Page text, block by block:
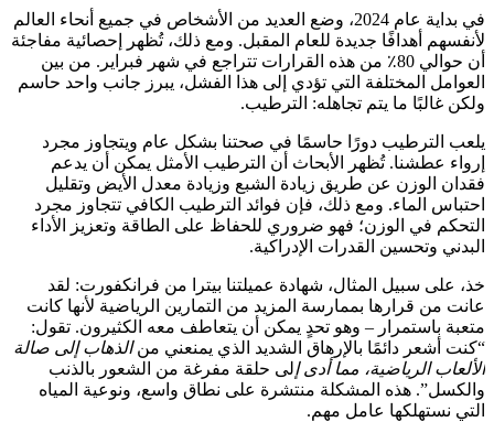
في بداية عام 2024، وضع العديد من الأشخاص في جميع أنحاء العالم
لأنفسهم أهدافًا جديدة للعام المقبل. ومع ذلك، تُظهر إحصائية مفاجئة
أن حوالي 80٪ من هذه القرارات تتراجع في شهر فبراير. من بين
العوامل المختلفة التي تؤدي إلى هذا الفشل، يبرز جانب واحد حاسم
ولكن غالبًا ما يتم تجاهله: الترطيب.
يلعب الترطيب دورًا حاسمًا في صحتنا بشكل عام ويتجاوز مجرد
إرواء عطشنا. تُظهر الأبحاث أن الترطيب الأمثل يمكن أن يدعم
فقدان الوزن عن طريق زيادة الشبع وزيادة معدل الأيض وتقليل
احتباس الماء. ومع ذلك، فإن فوائد الترطيب الكافي تتجاوز مجرد
التحكم في الوزن؛ فهو ضروري للحفاظ على الطاقة وتعزيز الأداء
البدني وتحسين القدرات الإدراكية.
خذ، على سبيل المثال، شهادة عميلتنا بيترا من فرانكفورت: لقد
عانت من قرارها بممارسة المزيد من التمارين الرياضية لأنها كانت
متعبة باستمرار – وهو تحدٍ يمكن أن يتعاطف معه الكثيرون. تقول:
“كنت أشعر دائمًا بالإرهاق الشديد الذي يمنعني منالذهاب إلى صالة
الألعاب الرياضية، مما أدى إلى حلقة مفرغة من الشعور بالذنب
والكسل”. هذه المشكلة منتشرة على نطاق واسع، ونوعية المياه
التي نستهلكها عامل مهم.